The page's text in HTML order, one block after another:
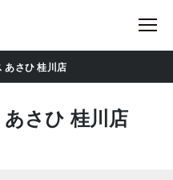
あさひ 桂川店
さひ 桂川店